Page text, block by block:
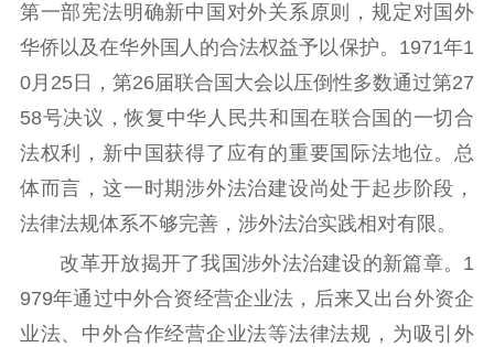
哲学社科
社科强省 工作通知
成果集萃
江苏文脉
资料下载
新闻宣传
主题宣传 对外宣传
新闻发布
记者之家
品牌栏目
文化文艺
第一部宪法明确新中国对外关系原则，规定对国外
华侨以及在华外国人的合法权益予以保护。1971年1
0月25日，第26届联合国大会以压倒性多数通过第27
58号决议，恢复中华人民共和国在联合国的一切合
法权利，新中国获得了应有的重要国际法地位。总
体而言，这一时期涉外法治建设尚处于起步阶段，
法律法规体系不够完善，涉外法治实践相对有限。
改革开放揭开了我国涉外法治建设的新篇章。1
979年通过中外合资经营企业法，后来又出台外资企
业法、中外合作经营企业法等法律法规，为吸引外